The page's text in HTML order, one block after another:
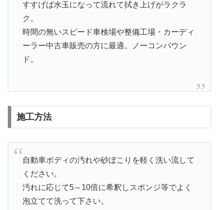
すすげば水玉になって流れて拭き上げがラクラ
ク。
時間の無いスピード車検場や整備工場・カーディ
ーラー中古車販売の方に最適。ノーコンパウン
ド。
施工方法
自動車ボディの汚れや砂ぼこりを軽く洗い流して
ください。
汚れに応じて5～10倍に希釈しスポンジ等でよく
泡立てて洗って下さい。